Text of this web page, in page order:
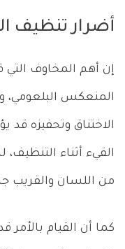
أضرار تنظيف
إن أهم المخاوف التي
المنعكس البلعومي،
الاختناق وتحفيزه
القيء أثناء التنظيف،
من اللسان والقريب
كما أن القيام